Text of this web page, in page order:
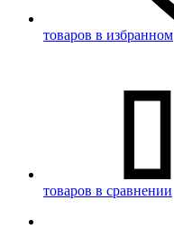
товаров в избранном
товаров в сравнении